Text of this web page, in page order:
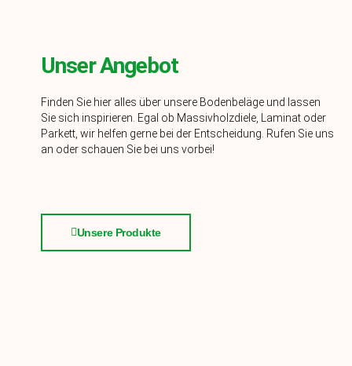
Unser Angebot
Finden Sie hier alles über unsere Bodenbeläge und lassen
Sie sich inspirieren. Egal ob Massivholzdiele, Laminat oder
Parkett, wir helfen gerne bei der Entscheidung. Rufen Sie uns
an oder schauen Sie bei uns vorbei!
Unsere Produkte